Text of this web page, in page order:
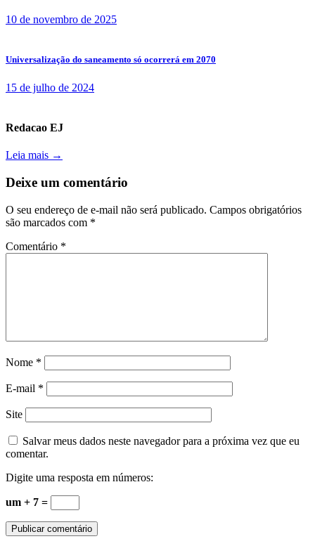
10 de novembro de 2025
Universalização do saneamento só ocorrerá em 2070
15 de julho de 2024
Redacao EJ
Leia mais →
Deixe um comentário
O seu endereço de e-mail não será publicado. Campos obrigatórios
são marcados com *
Comentário *
Nome *
E-mail *
Site
Salvar meus dados neste navegador para a próxima vez que eu
comentar.
Digite uma resposta em números:
um + 7 =